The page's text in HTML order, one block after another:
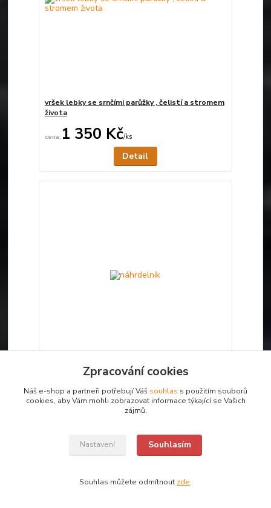
vršek lebky se srnčími parůžky , čelistí a stromem
života
1 350 Kč/ks
Detail
1 250 Kč/ks Není skladem
Detail
Zpracování cookies
Náš e-shop a partneři potřebují Váš souhlas s použitím souborů
cookies, aby Vám mohli zobrazovat informace týkající se Vašich
zájmů.
Nastavení Souhlasím
Souhlas můžete odmítnout zde.